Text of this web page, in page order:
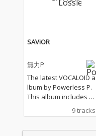
SAViOR
無力P
The latest VOCALOID a
lbum by Powerless P.
This album includes s
ongs that were also u
sed in Project Sekai. T
9 tracks